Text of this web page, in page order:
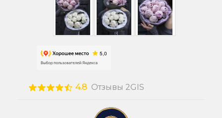
4.8 Отзывы 2GIS